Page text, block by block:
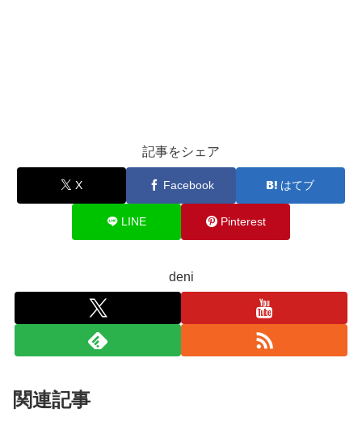
記事をシェア
X Facebook はてブ
LINE Pinterest
deni
関連記事